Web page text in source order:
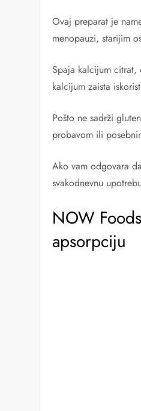
Ovaj preparat je
menopauzi, starijim
Spaja kalcijum
kalcijum zaista
Pošto ne sadrži
probavom ili
Ako vam odgovara
svakodnevnu
NOW
apsorpciju